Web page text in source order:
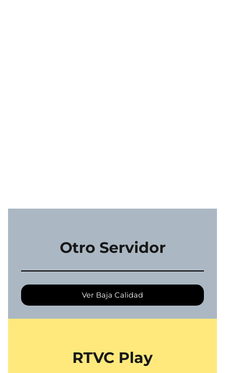
Otro Servidor
Ver Baja Calidad
RTVC Play